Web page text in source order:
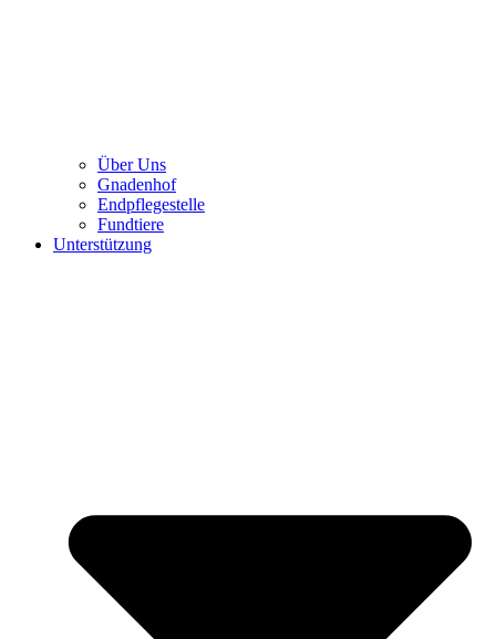
Über Uns
Gnadenhof
Endpflegestelle
Fundtiere
Unterstützung